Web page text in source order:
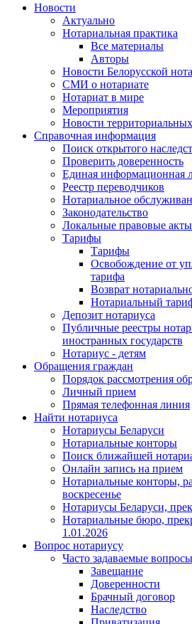
Новости
Актуально
Нотариальная практика
Все материалы
Авторы
Новости Белорусской
СМИ о нотариате
Нотариат в мире
Мероприятия
Новости
Справочная информация
Поиск открытого
Проверить доверенность
Единая информационная
Реестр переводчиков
Нотариальное
Законодательство
Локальные правовые
Тарифы
Тарифы
Освобождение от
тарифа
Возврат
Нотариальный
Депозит нотариуса
Публичные реестры
иностранных государств
Нотариус - детям
Обращения граждан
Порядок рассмотрения
Личный прием
Прямая телефонная линия
Найти нотариуса
Нотариусы Беларуси
Нотариальные конторы
Поиск ближайшей
Онлайн запись на прием
Нотариальные конторы,
воскресенье
Нотариусы Беларуси,
Нотариальные бюро,
1.01.2026
Вопрос нотариусу
Часто задаваемые вопросы
Завещание
Доверенности
Брачный договор
Наследство